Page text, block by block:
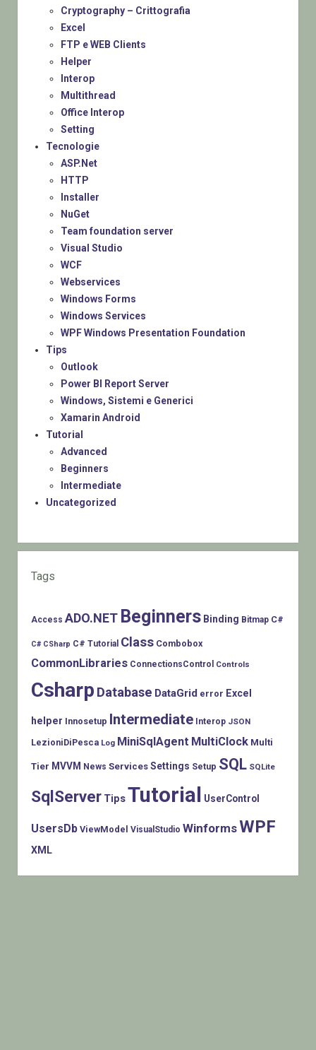
Cryptography – Crittografia
Excel
FTP e WEB Clients
Helper
Interop
Multithread
Office Interop
Setting
Tecnologie
ASP.Net
HTTP
Installer
NuGet
Team foundation server
Visual Studio
WCF
Webservices
Windows Forms
Windows Services
WPF Windows Presentation Foundation
Tips
Outlook
Power BI Report Server
Windows, Sistemi e Generici
Xamarin Android
Tutorial
Advanced
Beginners
Intermediate
Uncategorized
Tags
Access ADO.NET Beginners Binding Bitmap C#
C# CSharp C# Tutorial Class Combobox
CommonLibraries ConnectionsControl Controls
Csharp Database DataGrid error Excel
helper Innosetup Intermediate Interop JSON
LezioniDiPesca Log MiniSqlAgent MultiClock Multi
Tier MVVM News Services Settings Setup SQL SQLite
SqlServer TipsTutorial UserControl
UsersDb ViewModel VisualStudio WinformsWPF
XML